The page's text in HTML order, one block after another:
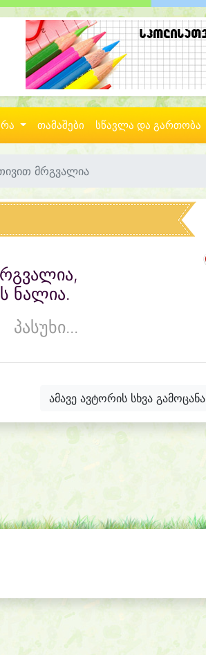
თამაშები სწავლა და გართობა
მრგვალია
ნალია.
პასუხი...
ამავე ავტორის სხვა გამოცანა